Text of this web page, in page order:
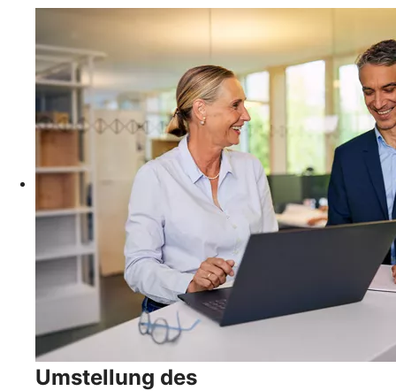
Umstellung des